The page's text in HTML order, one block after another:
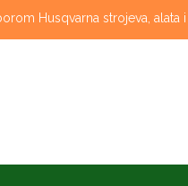
Husqvarna strojeva, alata